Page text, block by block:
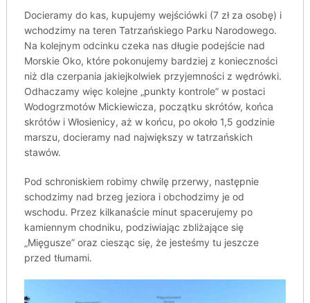
Docieramy do kas, kupujemy wejściówki (7 zł za osobę) i
wchodzimy na teren Tatrzańskiego Parku Narodowego.
Na kolejnym odcinku czeka nas długie podejście nad
Morskie Oko, które pokonujemy bardziej z konieczności
niż dla czerpania jakiejkolwiek przyjemności z wędrówki.
Odhaczamy więc kolejne „punkty kontrole” w postaci
Wodogrzmotów Mickiewicza, początku skrótów, końca
skrótów i Włosienicy, aż w końcu, po około 1,5 godzinie
marszu, docieramy nad największy w tatrzańskich
stawów.
Pod schroniskiem robimy chwilę przerwy, następnie
schodzimy nad brzeg jeziora i obchodzimy je od
wschodu. Przez kilkanaście minut spacerujemy po
kamiennym chodniku, podziwiając zbliżające się
„Mięgusze” oraz ciesząc się, że jesteśmy tu jeszcze
przed tłumami.